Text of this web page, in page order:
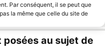
Par conséquent, il se peut que
la même que celle du site de
au sujet de